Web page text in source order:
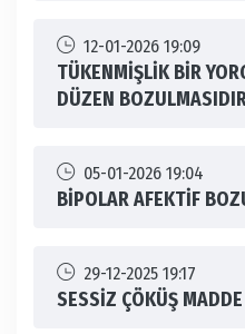
12-01-2026 19:09
TÜKENMİŞLİK BİR
DÜZEN
05-01-2026 19:04
BİPOLAR AFEKTİF
29-12-2025 19:17
SESSİZ ÇÖKÜŞ